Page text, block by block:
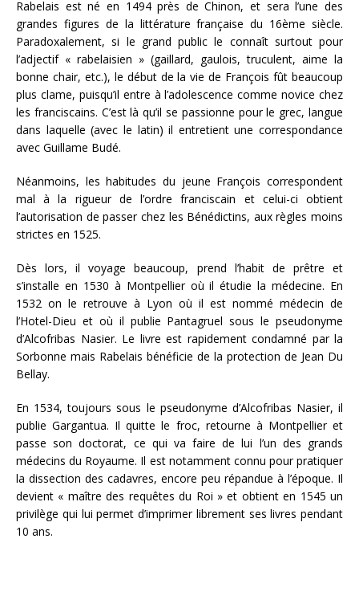
Rabelais est né en 1494 près de Chinon, et sera l’une des
grandes figures de la littérature française du 16ème siècle.
Paradoxalement, si le grand public le connaît surtout pour
l’adjectif « rabelaisien » (gaillard, gaulois, truculent, aime la
bonne chair, etc.), le début de la vie de François fût beaucoup
plus clame, puisqu’il entre à l’adolescence comme novice chez
les franciscains. C’est là qu’il se passionne pour le grec, langue
dans laquelle (avec le latin) il entretient une correspondance
avec Guillame Budé.
Néanmoins, les habitudes du jeune François correspondent
mal à la rigueur de l’ordre franciscain et celui-ci obtient
l’autorisation de passer chez les Bénédictins, aux règles moins
strictes en 1525.
Dès lors, il voyage beaucoup, prend l’habit de prêtre et
s’installe en 1530 à Montpellier où il étudie la médecine. En
1532 on le retrouve à Lyon où il est nommé médecin de
l’Hotel-Dieu et où il publie Pantagruel sous le pseudonyme
d’Alcofribas Nasier. Le livre est rapidement condamné par la
Sorbonne mais Rabelais bénéficie de la protection de Jean Du
Bellay.
En 1534, toujours sous le pseudonyme d’Alcofribas Nasier, il
publie Gargantua. Il quitte le froc, retourne à Montpellier et
passe son doctorat, ce qui va faire de lui l’un des grands
médecins du Royaume. Il est notamment connu pour pratiquer
la dissection des cadavres, encore peu répandue à l’époque. Il
devient « maître des requêtes du Roi » et obtient en 1545 un
privilège qui lui permet d’imprimer librement ses livres pendant
10 ans.